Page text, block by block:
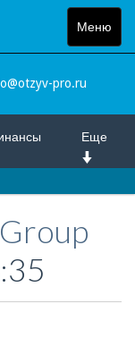
Меню
Toggle
pro.ru
Еще